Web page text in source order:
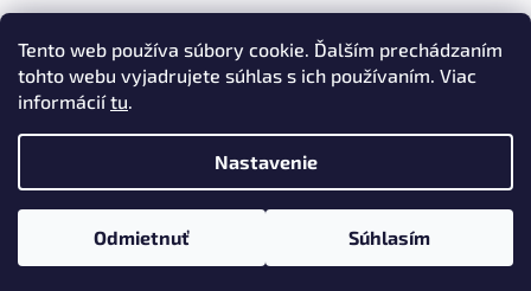
Tento web používa súbory cookie. Ďalším prechádzaním
tohto webu vyjadrujete súhlas s ich používaním. Viac
informáciítu.
Nastavenie
Odmietnuť Súhlasím
Sledovať na Instagrame